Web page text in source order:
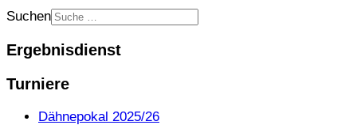
Suchen
Ergebnisdienst
Turniere
Dähnepokal 2025/26